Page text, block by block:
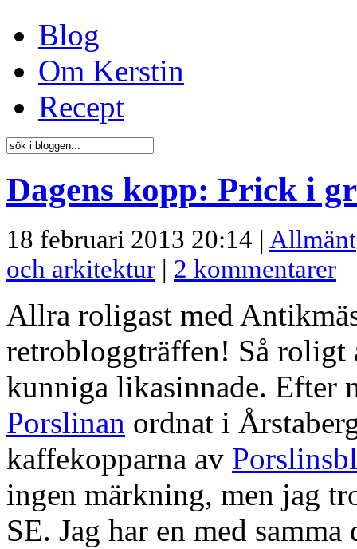
Blog
Om Kerstin
Recept
Dagens kopp: Prick i
18 februari 2013 20:14 | Allmänt
och arkitektur | 2 kommentarer
Allra roligast med
retrobloggträffen! Så roligt
kunniga likasinnade. Efter
Porslinan ordnat i
kaffekopparna av
ingen märkning, men jag
SE. Jag har en med